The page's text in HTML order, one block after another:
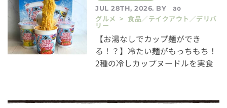
JUL 28TH, 2026. BY
ao
グルメ > 食品／テイクアウト／デリバ
リー
【お湯なしでカップ麺ができ
る！？】冷たい麺がもっちもち！
2種の冷しカップヌードルを実食